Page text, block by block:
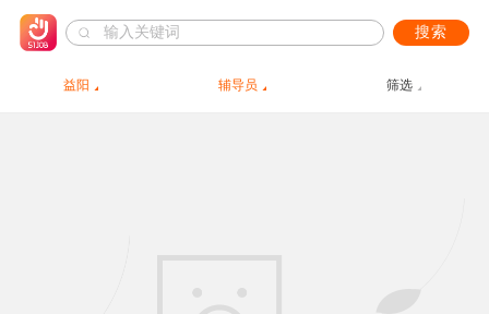
搜索
益阳 辅导员 筛选